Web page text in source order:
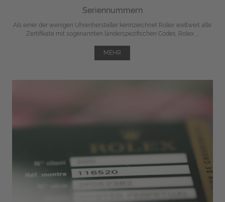
Seriennummern
Als einer der wenigen Uhrenhersteller kennzeichnet Rolex weltweit alle
Zertifikate mit sogenannten länderspezifischen Codes. Rolex ...
MEHR